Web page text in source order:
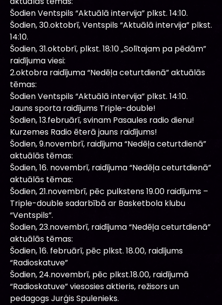
Šodien Ventspils “Aktuālā intervija” plkst. 14:10.
Šodien, 30.oktobrī, Ventspils “Aktuālā intervija” plkst.
14:10.
Šodien, 31.oktobrī, plkst. 18:10 „Solītajam pa pēdām”
raidījuma viesi:
2.oktobra raidījuma “Nedēļa ceturtdienā” aktuālās
tēmas:
Šodien Ventspils “Aktuālā intervija” plkst. 14:10.
Jauns sporta raidījums Triple-double!
Šodien, 13.februārī, svinam Pasaules radio dienu!
Kurzemes Radio ēterā jauns raidījums!
Šodien, 9.novembrī, raidījuma “Nedēļa ceturtdienā”
aktuālās tēmas:
Šodien, 16. novembrī, raidījuma “Nedēļa ceturtdienā”
aktuālās tēmas:
Šodien, 21.novembrī, pēc pulkstens 19.00 raidījums –
Triple-double sadarbībā ar Basketbola klubu
“Ventspils”.
Šodien, 23.novembrī, raidījuma “Nedēļa ceturtdienā”
aktuālās tēmas:
Šodien, 16. februārī, pēc plkst. 18.00, raidījums
“Radioskatuve”
Šodien, 24.novembrī, pēc plkst.18.00, raidījumā
“Radioskatuve” viesosies aktieris, režisors un
pedagogs Jurģis Spulenieks.